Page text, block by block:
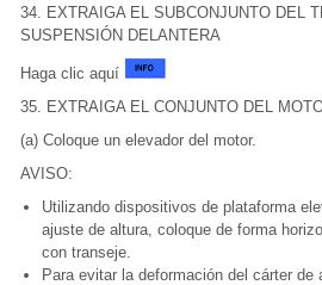
34. EXTRAIGA EL SUBCONJUNTO DEL
SUSPENSIÓN DELANTERA
Haga clic aquí
35. EXTRAIGA EL CONJUNTO DEL
(a) Coloque un elevador del motor.
AVISO:
Utilizando dispositivos de plataforma
ajuste de altura, coloque de forma
con transeje.
Para evitar la deformación del cárter de